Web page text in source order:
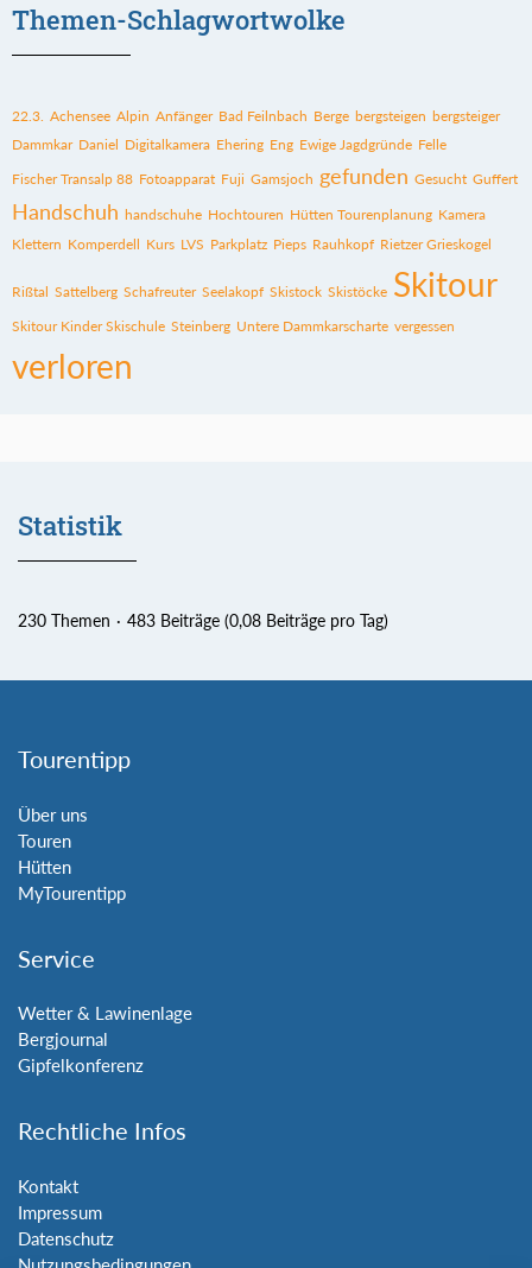
Themen-Schlagwortwolke
22.3. Achensee Alpin Anfänger Bad Feilnbach Berge bergsteigen bergsteiger
Dammkar Daniel Digitalkamera Ehering Eng Ewige Jagdgründe Felle
Fischer Transalp 88 Fotoapparat Fuji Gamsjoch gefunden Gesucht Guffert
Handschuh handschuhe Hochtouren Hütten Tourenplanung Kamera
Klettern Komperdell Kurs LVS Parkplatz Pieps Rauhkopf Rietzer Grieskogel
Rißtal Sattelberg Schafreuter Seelakopf Skistock Skistöcke Skitour
Skitour Kinder Skischule Steinberg Untere Dammkarscharte vergessen
verloren
Statistik
230 Themen 483 Beiträge (0,08 Beiträge pro Tag)
Tourentipp
Über uns
Touren
Hütten
MyTourentipp
Service
Wetter & Lawinenlage
Bergjournal
Gipfelkonferenz
Rechtliche Infos
Kontakt
Impressum
Datenschutz